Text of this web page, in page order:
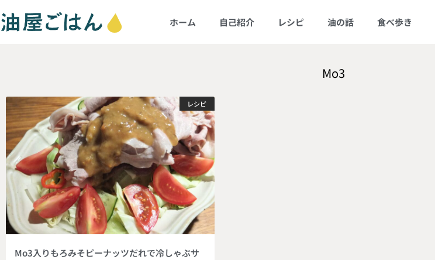
ホーム 自己紹介 レシピ 油の話 食べ歩き
Mo3
レシピ
Mo3入りもろみそピーナッツだれで冷しゃぶサ